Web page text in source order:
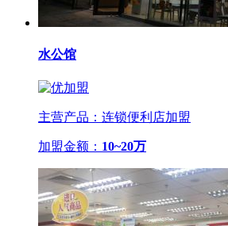
水公馆
主营产品：连锁便利店加盟
加盟金额： 10~20万